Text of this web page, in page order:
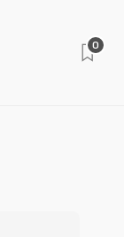
0